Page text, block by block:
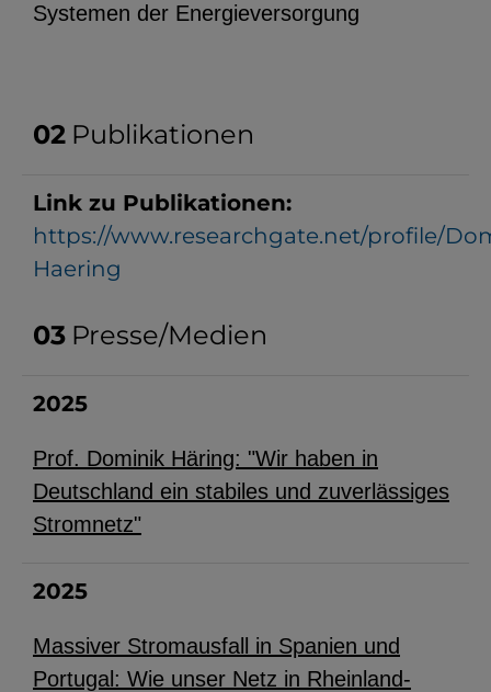
Systemen der Energieversorgung
Publikationen
Link zu Publikationen:
https://www.researchgate.net/profile/
Haering
Presse/Medien
2025
Prof. Dominik Häring: "Wir haben in
Deutschland ein stabiles und zuverlässiges
Stromnetz"
2025
Massiver Stromausfall in Spanien und
Portugal: Wie unser Netz in Rheinland-